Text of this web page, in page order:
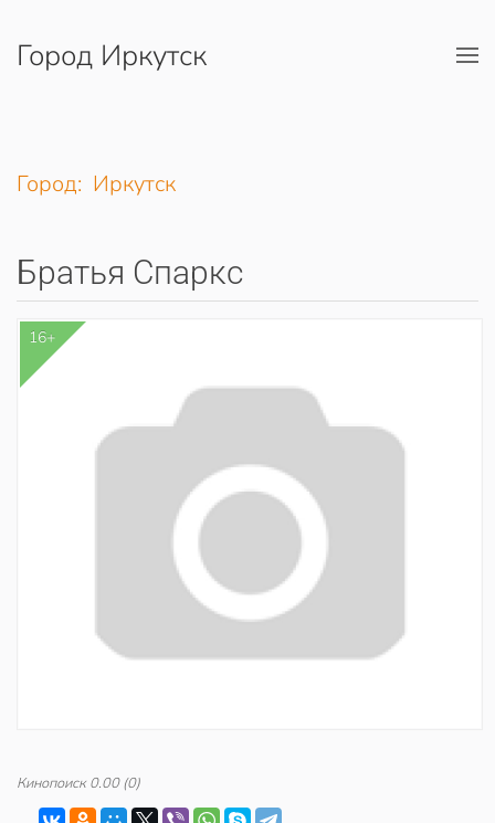
Перейти к содержимому
Город Иркутск
Город: Иркутск
Братья Спаркс
16+
Кинопоиск 0.00(0)